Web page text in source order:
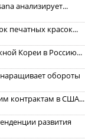
анализирует...
печатных красок...
Кореи в Россию...
обороты
контрактам в США...
развития